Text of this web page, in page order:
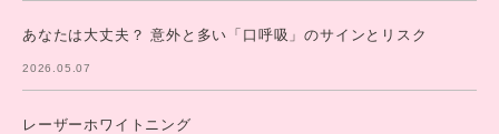
あなたは大丈夫？ 意外と多い「口呼吸」のサインとリスク
2026.05.07
レーザーホワイトニング